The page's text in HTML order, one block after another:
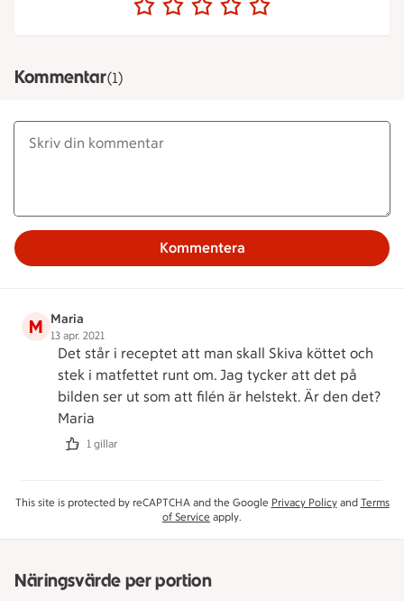
Kommentar(1)
Kommentera
M Maria
13 apr. 2021
Det står i receptet att man skall Skiva köttet och
stek i matfettet runt om. Jag tycker att det på
bilden ser ut som att filén är helstekt. Är den det?
Maria
1 gillar
This site is protected by reCAPTCHA and the Google Privacy Policyand Terms
of Service apply.
Näringsvärde per portion